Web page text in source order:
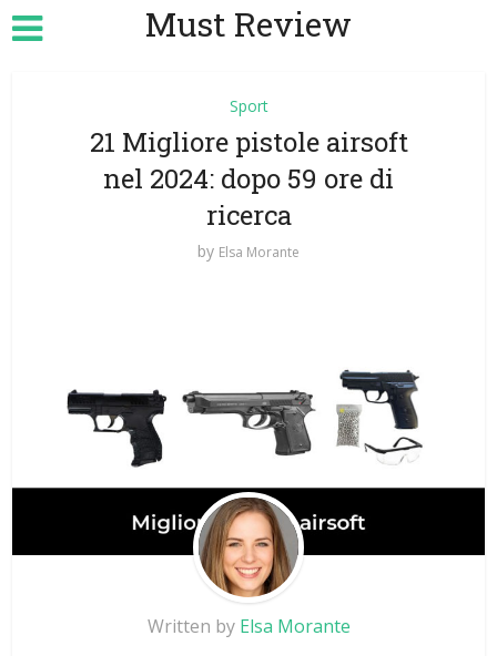
Must Review
Sport
21 Migliore pistole airsoft
nel 2024: dopo 59 ore di
ricerca
by Elsa Morante
Written by Elsa Morante